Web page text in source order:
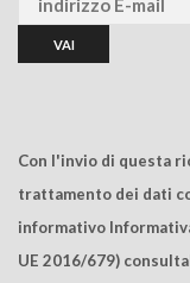
Con l'invio di questa
trattamento dei dati
informativo
UE 2016/679)